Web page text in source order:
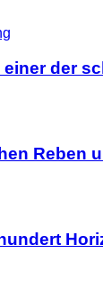
einer der
Reben